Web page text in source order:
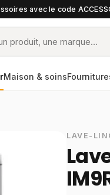
avec le code
Maison & soins
LAVE-